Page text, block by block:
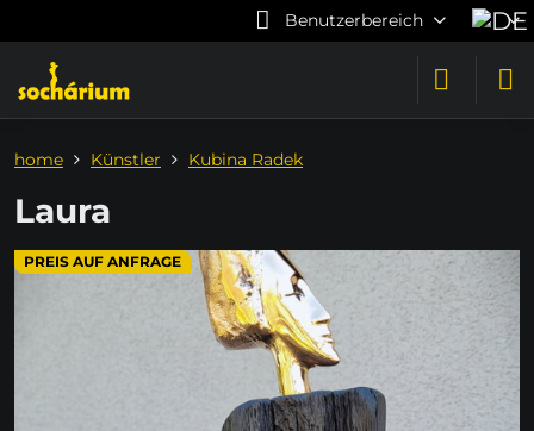
Benutzerbereich
PREIS AUF ANFRAGE
home Künstler Kubina Radek
Laura